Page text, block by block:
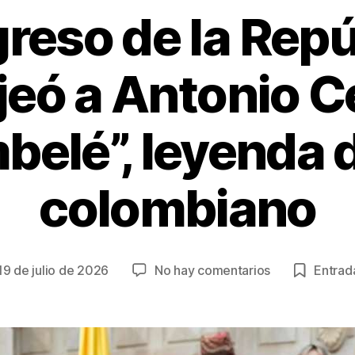
de la
a Antonio
leyenda
colombiano
de julio de 2026 No hay comentariosen
la
República